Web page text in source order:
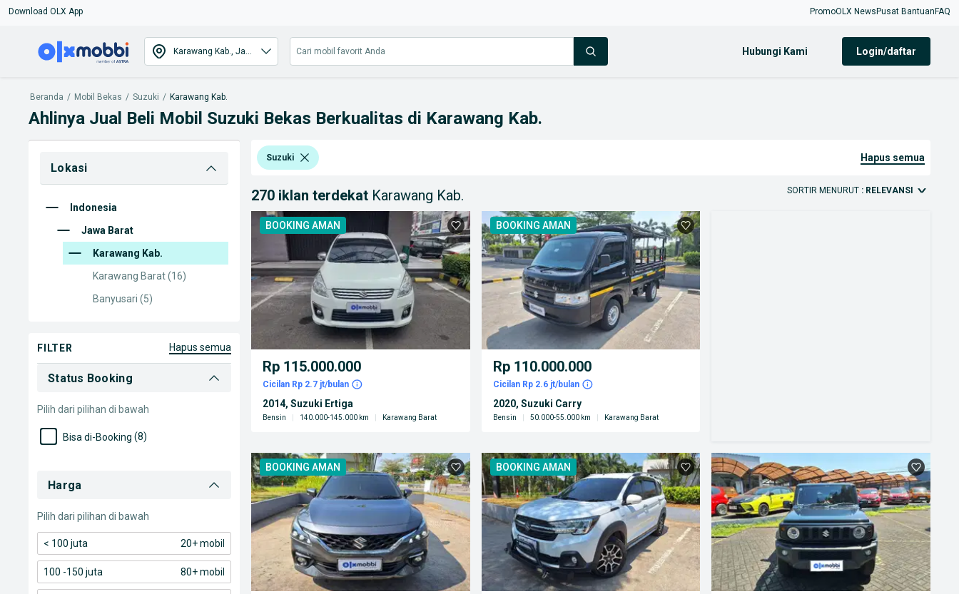
Download OLX App PromoOLX News Pusat Bantuan FAQ
Hubungi Kami login/daftar
Beranda / Mobil Bekas / Suzuki / Karawang Kab.
Ahlinya Jual Beli Mobil Suzuki Bekas Berkualitas di Karawang Kab.
Lokasi
Indonesia
Jawa Barat
Karawang Kab.
Karawang Barat(16)
Banyusari (5)
FILTER hapus semua
Status Booking
Pilih dari pilihan di bawah
Bisa di-Booking (8)
Harga
Pilih dari pilihan di bawah
< 100 juta 20+ mobil
100 -150 juta 80+ mobil
Suzuki hapus semua
270 iklan terdekat Karawang Kab. SORTIR MENURUT : RELEVANSI
BOOKING AMAN
Rp 115.000.000
Cicilan Rp 2.7 jt/bulan
2014, Suzuki Ertiga
Bensin 140.000-145.000 km Karawang Barat
BOOKING AMAN
Rp 110.000.000
Cicilan Rp 2.6 jt/bulan
2020, Suzuki Carry
Bensin 50.000-55.000 km Karawang Barat
BOOKING AMAN BOOKING AMAN